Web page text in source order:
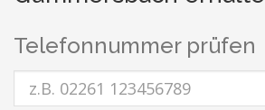
Telefonnummer prüfen